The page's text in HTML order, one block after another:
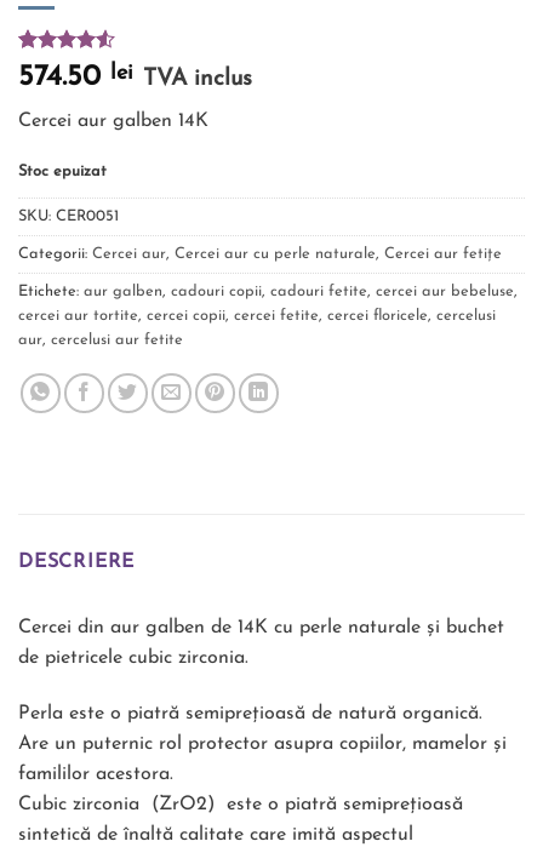
Evaluat la
4.50din 5
2
evaluări
clienți
574.50 lei TVA inclus
Cercei aur galben 14K
Stoc epuizat
SKU: CER0051
Categorii: Cercei aur Cercei aur cu perle naturale Cercei aur fetițe
Etichete: aur galben cadouri copii cadouri fetite cercei aur bebeluse
cercei aur tortite
cercei copii cercei fetite cercei floricele
cercelusi
aur cercelusi aur fetite
DESCRIERE
Cercei din aur galben de 14K cu perle naturale și buchet
de pietricele cubic zirconia.
Perla este o piatră semiprețioasă de natură organică.
Are un puternic rol protector asupra copiilor, mamelor și
famililor acestora.
Cubic zirconia (ZrO2) este o piatră semiprețioasă
sintetică de înaltă calitate care imită aspectul